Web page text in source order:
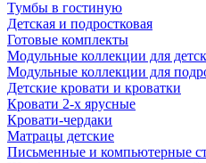
Тумбы в гостиную
Детская и подростковая
Готовые комплекты
Модульные коллекции для
Модульные коллекции для
Детские кровати и кроватки
Кровати 2-х ярусные
Кровати-чердаки
Матрацы детские
Письменные и компьютерные